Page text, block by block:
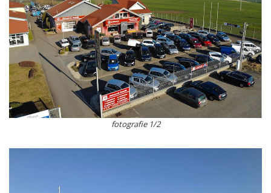
fotografie 1/2